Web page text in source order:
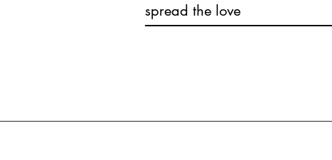
spread the love